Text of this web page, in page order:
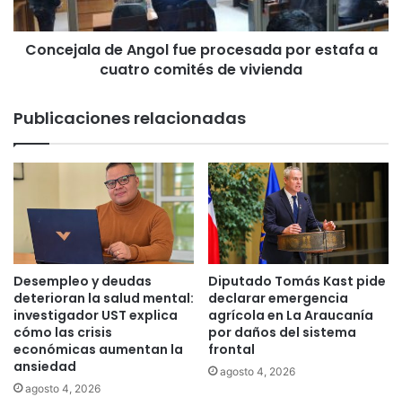
n
z
l
a
r
g
n
o
a
p
e
r
l
a
g
o
l
f
r
o
c
e
s
a
d
a
Concejala de Angol fue procesada por estafa a
cuatro comités de vivienda
Publicaciones relacionadas
Desempleo y deudas
deterioran la salud mental:
investigador UST explica
cómo las crisis
económicas aumentan la
ansiedad
agosto 4, 2026
Diputado Tomás Kast pide
declarar emergencia
agrícola en La Araucanía
por daños del sistema
frontal
agosto 4, 2026